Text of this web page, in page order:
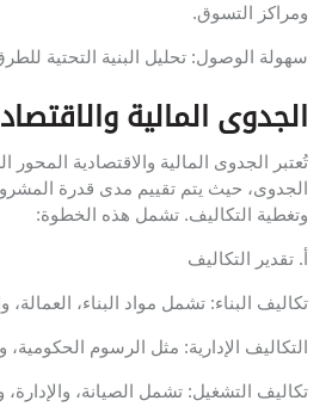
ومراكز التسوق.
سهولة الوصول: تحليل البنية التحتية
الجدوى المالية
تُعتبر الجدوى المالية والاقتصادية
الجدوى، حيث يتم تقييم مدى قدرة
وتغطية التكاليف. تشمل هذه الخطوة:
أ. تقدير التكاليف
تكاليف البناء: تشمل مواد البناء، العمالة،
التكاليف الإدارية: مثل الرسوم الحكومية،
تكاليف التشغيل: تشمل الصيانة، والإدارة،